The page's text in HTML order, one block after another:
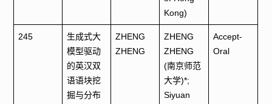
Kong)
245
生成式大
模型驱动
的英汉双
语语块挖
掘与分布
ZHENG
ZHENG
ZHENG
ZHENG
(南京师范
大学)*;
Siyuan
Accept-
Oral